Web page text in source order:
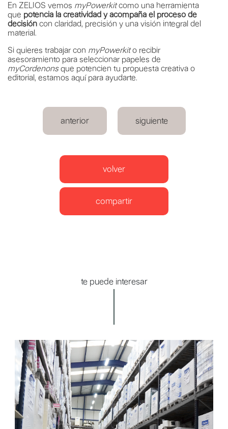
volver
compartir
En ZELIOS vemos myPowerkitcomo una herramienta
que potencia la creatividad y acompaña el proceso de
decisión con claridad, precisión y una visión integral del
material.
Si quieres trabajar con myPowerkito recibir
asesoramiento para seleccionar papeles de
myCordenonsque potencien tu propuesta creativa o
editorial, estamos aquí para ayudarte.
anterior siguiente
te puede interesar